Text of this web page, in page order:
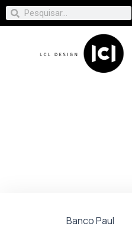
Banco Paul